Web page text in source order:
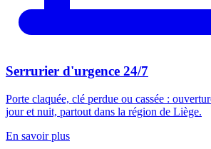
Serrurier d'urgence 24/7
Porte claquée, clé perdue ou cassée :
jour et nuit, partout dans la région de Liège.
En savoir plus